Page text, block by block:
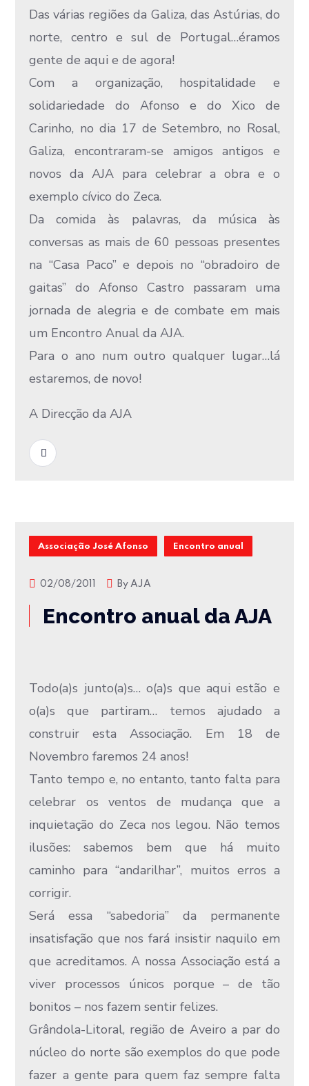
Das várias regiões da Galiza, das Astúrias, do
norte, centro e sul de Portugal…éramos
gente de aqui e de agora!
Com a organização, hospitalidade e
solidariedade do Afonso e do Xico de
Carinho, no dia 17 de Setembro, no Rosal,
Galiza, encontraram-se amigos antigos e
novos da AJA para celebrar a obra e o
exemplo cívico do Zeca.
Da comida às palavras, da música às
conversas as mais de 60 pessoas presentes
na “Casa Paco” e depois no “obradoiro de
gaitas” do Afonso Castro passaram uma
jornada de alegria e de combate em mais
um Encontro Anual da AJA.
Para o ano num outro qualquer lugar…lá
estaremos, de novo!
A Direcção da AJA
Associação José Afonso Encontro anual
02/08/2011 ByAJA
Encontro anual da AJA
Todo(a)s junto(a)s… o(a)s que aqui estão e
o(a)s que partiram… temos ajudado a
construir esta Associação. Em 18 de
Novembro faremos 24 anos!
Tanto tempo e, no entanto, tanto falta para
celebrar os ventos de mudança que a
inquietação do Zeca nos legou. Não temos
ilusões: sabemos bem que há muito
caminho para “andarilhar”, muitos erros a
corrigir.
Será essa “sabedoria” da permanente
insatisfação que nos fará insistir naquilo em
que acreditamos. A nossa Associação está a
viver processos únicos porque – de tão
bonitos – nos fazem sentir felizes.
Grândola-Litoral, região de Aveiro a par do
núcleo do norte são exemplos do que pode
fazer a gente para quem faz sempre falta